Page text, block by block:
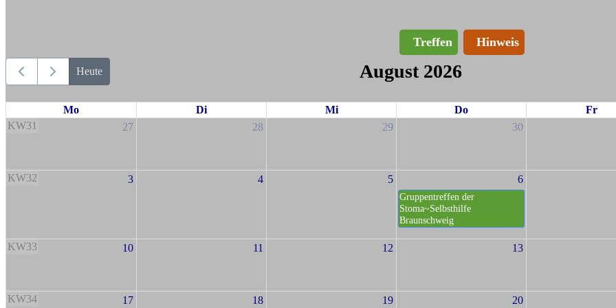
Treffen Hinweis
Heute August 2026
Mo Di Mi Do
Fr
KW31
27 28 29 30
KW32 3 4 5 6
Gruppentreffen der
Stoma~Selbsthilfe
Braunschweig
KW33 10 11 12 13
KW34 17 18 19 20